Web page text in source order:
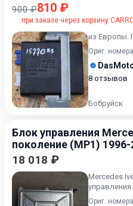
900 ₽810 ₽
при заказе через корзину
из Европы.
Ориг. номера
8 отзывов
Бобруйск
Блок управления
поколение (MP1) 1996-
18 018 ₽
Mercedes
управления
Ориг. номера